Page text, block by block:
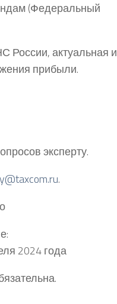
(Федеральный
России, актуальная и
прибыли.
эксперту.
.
2024 года